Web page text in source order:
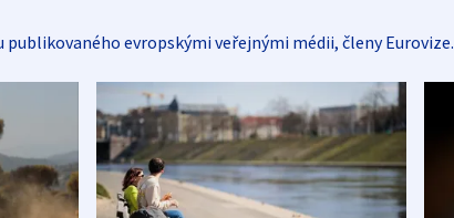
publikovaného evropskými veřejnými médii, členy Eurovize.